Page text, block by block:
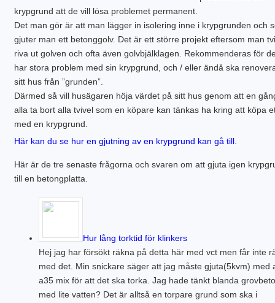
krypgrund att de vill lösa problemet permanent.
Det man gör är att man lägger in isolering inne i krypgrunden och
gjuter man ett betonggolv. Det är ett större projekt eftersom man
riva ut golven och ofta även golvbjälklagen. Rekommenderas för
har stora problem med sin krypgrund, och / eller ändå ska
sitt hus från ”grunden”.
Därmed så vill husägaren höja värdet på sitt hus genom att en
alla ta bort alla tvivel som en köpare kan tänkas ha kring att köpa
med en krypgrund.
Här kan du se hur en gjutning av en krypgrund kan gå till.
Här är de tre senaste frågorna och svaren om att gjuta igen
till en betongplatta.
Hur lång torktid för klinkers
Hej jag har försökt räkna på detta här med vct men får inte
med det. Min snickare säger att jag måste gjuta(5kvm) med
a35 mix för att det ska torka. Jag hade tänkt blanda
med lite vatten? Det är alltså en torpare grund som ska i